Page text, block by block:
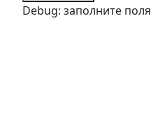
Debug: заполните поля